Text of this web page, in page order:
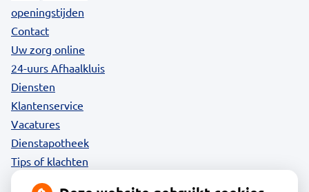
openingstijden
Contact
Uw zorg online
24-uurs Afhaalkluis
Diensten
Klantenservice
Vacatures
Dienstapotheek
Tips of klachten